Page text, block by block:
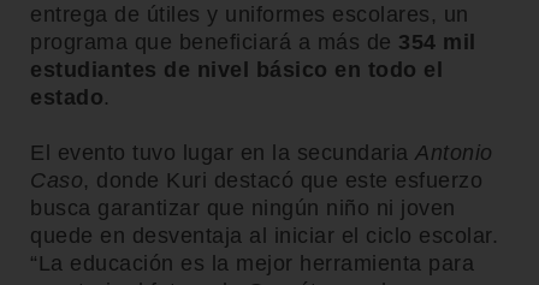
entrega de útiles y uniformes escolares, un
programa que beneficiará a más de 354 mil
estudiantes de nivel básico en todo el
estado.
El evento tuvo lugar en la secundaria Antonio
Caso, donde Kuri destacó que este esfuerzo
busca garantizar que ningún niño ni joven
quede en desventaja al iniciar el ciclo escolar.
“La educación es la mejor herramienta para